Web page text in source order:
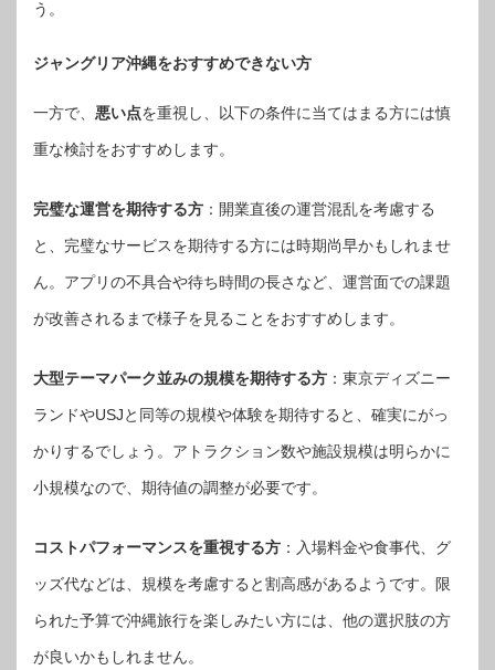
う。
ジャングリア沖縄をおすすめできない方
一方で、 悪い点を重視し、以下の条件に当てはまる方には慎
重な検討をおすすめします。
完璧な運営を期待する方 ：開業直後の運営混乱を考慮する
と、完璧なサービスを期待する方には時期尚早かもしれませ
ん。アプリの不具合や待ち時間の長さなど、運営面での課題
が改善されるまで様子を見ることをおすすめします。
大型テーマパーク並みの規模を期待する方 ：東京ディズニー
ランドやUSJと同等の規模や体験を期待すると、確実にがっ
かりするでしょう。アトラクション数や施設規模は明らかに
小規模なので、期待値の調整が必要です。
コストパフォーマンスを重視する方 ：入場料金や食事代、グ
ッズ代などは、規模を考慮すると割高感があるようです。限
られた予算で沖縄旅行を楽しみたい方には、他の選択肢の方
が良いかもしれません。